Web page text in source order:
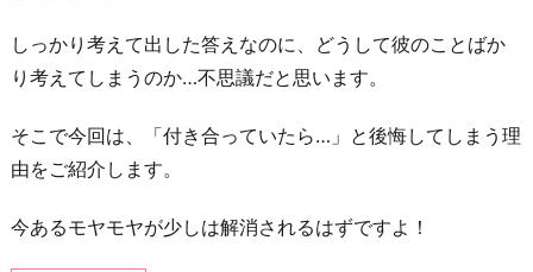
しっかり考えて出した答えなのに、どうして彼のことばか
り考えてしまうのか…不思議だと思います。
そこで今回は、「付き合っていたら…」と後悔してしまう理
由をご紹介します。
今あるモヤモヤが少しは解消されるはずですよ！